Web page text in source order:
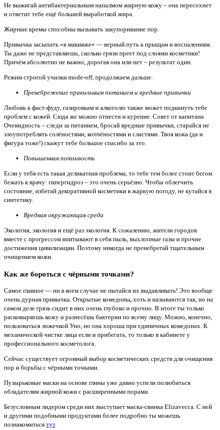
Не выжигай антибактериальным напалмом жирную кожу – она пересохнет
и ответит тебе ещё большей выработкой жира.
Жирные кремы способны вызывать закупоривание пор.
Привычка засыпать «в макияже» — верный путь к прыщам и воспалениям.
Ты даже не представляешь, сколько грязи преет под слоями косметики!
Причём абсолютно не важно, дорогая она или нет – результат один.
Режим строгой училки mode-off, продолжаем дальше.
Пренебрежение правильным питанием и вредные привычки
Любовь к фаст-фуду, газировкам и алкоголю также может подкинуть тебе
проблем с кожей. Сюда же можно отнести и курение. Совет от капитана
Очевидность – следи за питанием, бросай вредные привычки, старайся не
злоупотреблять солёностями, копчёностями и сластями. Твоя кожа (да и
фигура тоже!) скажут тебе большое спасибо за это.
Повышенная потливость
Если у тебя есть такая деликатная проблема, то тебе тем более стоит бегом
бежать к врачу: гипергидроз – это очень серьёзно. Чтобы облегчить
состояние, избегай декоративной косметики в жаркую погоду, не кутайся в
синтетику.
Вредная окружающая среда
Экология, экология и ещё раз экология. К сожалению, жители городов
вместе с прогрессом впитывают в себя пыль, выхлопные газы и прочие
достижения цивилизации. Поэтому никогда не пренебрегай тщательным
очищением кожи.
Как же бороться с чёрными точками?
Самое главное — ни в коем случае не пытайся их выдавливать! Это вообще
очень дурная привычка. Открытые комедоны, хоть и называются так, но на
самом деле грязь сидит в них очень глубоко и прочно. В итоге ты только
расковыряешь кожу и разнесёшь бактерии по всему лицу. Можно, конечно,
пользоваться ложечкой Уно, но она хороша при единичных комедонах. К
механической чистке лица если и прибегать, то только в кабинете у
профессионального косметолога.
Сейчас существует огромный выбор косметических средств для очищения
пор и борьбы с чёрными точками.
Пузырьковые маски на основе глины уже давно успели полюбиться
обладателям жирной кожи с расширенными порами.
Безусловным лидером среди них выступает маска-свинка Elizavecca. С ней
и другими подобными продуктами более подробно ты можешь
познакомиться тут.